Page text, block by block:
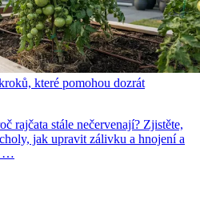
které pomohou dozrát
rajčata stále nečervenají? Zjistěte,
jak upravit zálivku a hnojení a
…